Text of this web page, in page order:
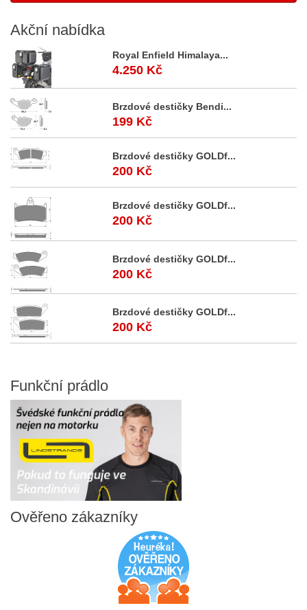
Akční nabídka
Royal Enfield Himalaya...
4.250 Kč
Brzdové destičky Bendi...
199 Kč
Brzdové destičky GOLDf...
200 Kč
Brzdové destičky GOLDf...
200 Kč
Brzdové destičky GOLDf...
200 Kč
Brzdové destičky GOLDf...
200 Kč
Funkční prádlo
Ověřeno zákazníky